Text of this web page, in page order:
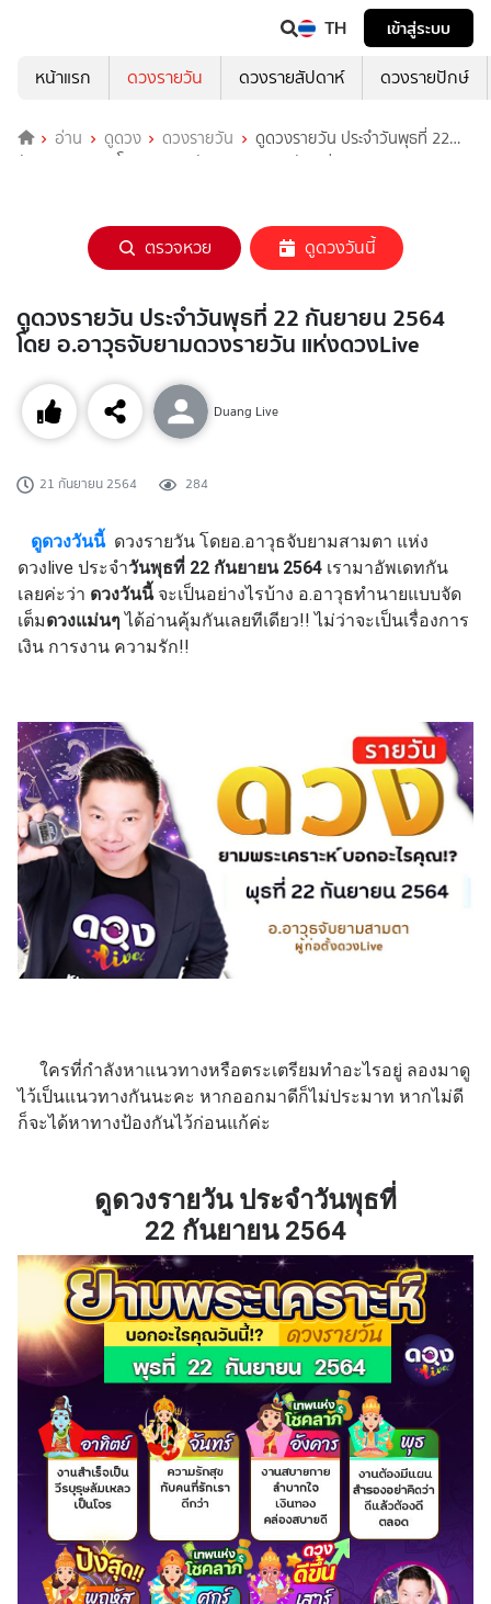
TH
เข้าสู่ระบบ
หน้าแรก
ดวงรายวัน ดวงรายสัปดาห์ ดวงรายปักษ์
อ่าน ดูดวง ดวงรายวัน
ดูดวงรายวัน ประจำวันพุธที่ 22
กันยายน 2564 โดย อ.อาวุธจับยามดวงรายวัน แห่งดวงLive
ตรวจหวย ดูดวงวันนี้
ดูดวงรายวัน ประจำวันพุธที่ 22 กันยายน 2564
โดย อ.อาวุธจับยามดวงรายวัน แห่งดวงLive
Duang Live
21 กันยายน 2564 284
ดูดวงวันนี้ ดวงรายวัน โดยอ.อาวุธจับยามสามตา แห่ง
ดวงlive ประจำวันพุธที่ 22 กันยายน2564 เรามาอัพเดทกัน
เลยค่ะว่า ดวงวันนี้จะเป็นอย่างไรบ้าง อ.อาวุธทำนายแบบจัด
เต็มดวงแม่นๆ ได้อ่านคุ้มกันเลยทีเดียว!! ไม่ว่าจะเป็นเรื่องการ
เงิน การงาน ความรัก!!
ใครที่กำลังหาแนวทางหรือตระเตรียมทำอะไรอยู่ ลองมาดู
ไว้เป็นแนวทางกันนะคะ หากออกมาดีก็ไม่ประมาท หากไม่ดี
ก็จะได้หาทางป้องกันไว้ก่อนแก้ค่ะ
ดูดวงรายวัน ประจำวันพุธที่
22 กันยายน 2564